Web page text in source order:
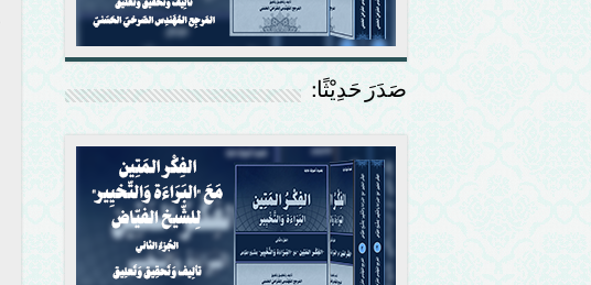
صَدَرَ حَدِيْثًا: